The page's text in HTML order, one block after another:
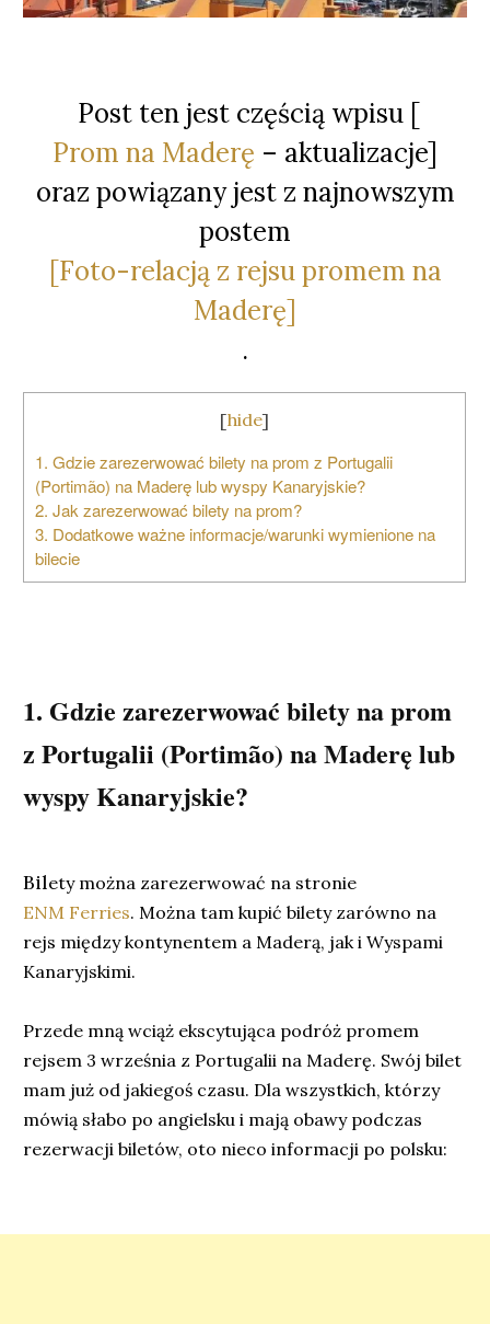
Post ten jest częścią wpisu [
Prom na Maderę – aktualizacje]
oraz powiązany jest z najnowszym
postem
[Foto-relacją z rejsu promem na
Maderę]
.
[hide]
1. Gdzie zarezerwować bilety na prom z Portugalii
(Portimão) na Maderę lub wyspy Kanaryjskie?
2. Jak zarezerwować bilety na prom?
3. Dodatkowe ważne informacje/warunki wymienione na
bilecie
1. Gdzie zarezerwować bilety na prom
z Portugalii (Portimão) na Maderę lub
wyspy Kanaryjskie?
Bilety można zarezerwować na stronie
ENM Ferries.Można tam kupić bilety zarówno na
rejs między kontynentem a Maderą, jak iWyspami
Kanaryjskimi.
Przede mną wciąż ekscytująca podróż promem
rejsem 3 września z Portugalii na Maderę. Swój bilet
mam już od jakiegoś czasu. Dla wszystkich, którzy
mówią słabo po angielsku i mają obawy podczas
rezerwacji biletów, oto nieco informacji po polsku: